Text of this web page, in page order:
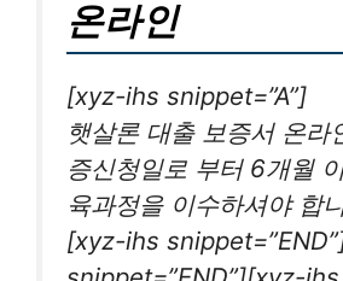
온라인
[xyz-ihs snippet=”A”]
햇살론 대출 보증서 온라
증신청일로 부터 6개월
육과정을 이수하셔야 합
[xyz-ihs